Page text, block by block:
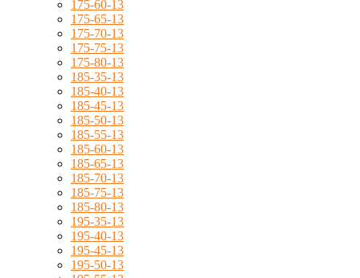
175-60-13
175-65-13
175-70-13
175-75-13
175-80-13
185-35-13
185-40-13
185-45-13
185-50-13
185-55-13
185-60-13
185-65-13
185-70-13
185-75-13
185-80-13
195-35-13
195-40-13
195-45-13
195-50-13